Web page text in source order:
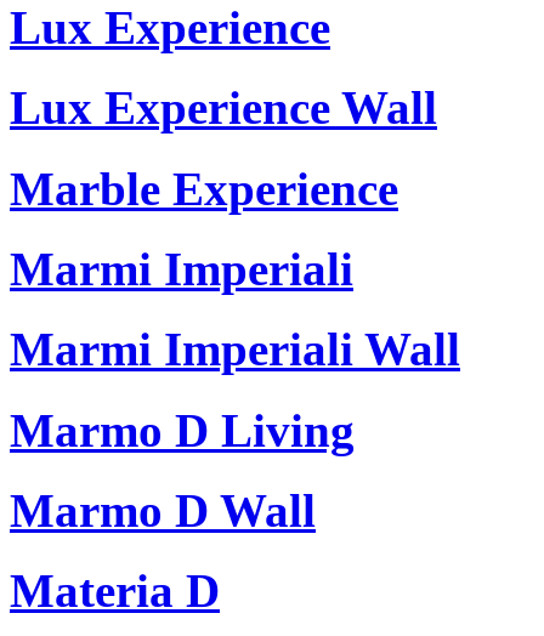
Lux Experience
Lux Experience Wall
Marble Experience
Marmi Imperiali
Marmi Imperiali Wall
Marmo D Living
Marmo D Wall
Materia D